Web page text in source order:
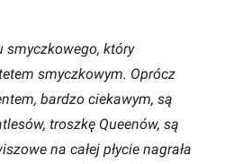
smyczkowego, który
smyczkowym. Oprócz
bardzo ciekawym, są
troszkę Queenów, są
na całej płycie nagrała